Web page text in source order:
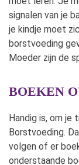
signalen van je
je kindje moet
borstvoeding
Moeder zijn de
BOEKEN
Handig is, om je
Borstvoeding.
volgen of er
onderstaande